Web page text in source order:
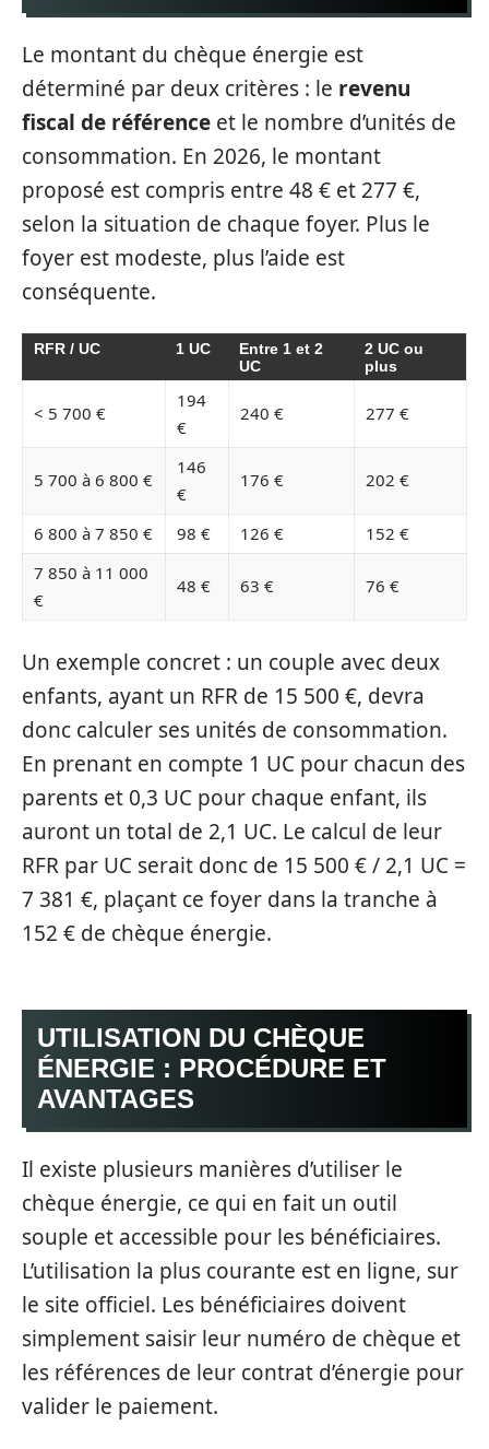
Le montant du chèque énergie est
déterminé par deux critères : le revenu
fiscal de référence et le nombre d’unités de
consommation. En 2026, le montant
proposé est compris entre 48 € et 277 €,
selon la situation de chaque foyer. Plus le
foyer est modeste, plus l’aide est
conséquente.
RFR / UC 1 UC
Entre 1 et 2
UC
2 UC ou
plus
< 5 700 €
194
€
240 € 277 €
5 700 à 6 800 €
146
€
176 € 202 €
6 800 à 7 850 € 98 € 126 €
152 €
7 850 à 11 000
€
48 € 63 € 76 €
Un exemple concret : un couple avec deux
enfants, ayant un RFR de 15 500 €, devra
donc calculer ses unités de consommation.
En prenant en compte 1 UC pour chacun des
parents et 0,3 UC pour chaque enfant, ils
auront un total de 2,1 UC. Le calcul de leur
RFR par UC serait donc de 15 500 € / 2,1 UC =
7 381 €, plaçant ce foyer dans la tranche à
152 € de chèque énergie.
UTILISATION DU CHÈQUE
ÉNERGIE : PROCÉDURE ET
AVANTAGES
Il existe plusieurs manières d’utiliser le
chèque énergie, ce qui en fait un outil
souple et accessible pour les bénéficiaires.
L’utilisation la plus courante est en ligne, sur
le site officiel. Les bénéficiaires doivent
simplement saisir leur numéro de chèque et
les références de leur contrat d’énergie pour
valider le paiement.